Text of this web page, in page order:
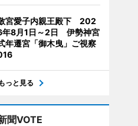
宮愛子内親王殿下 202
年8月1日～2日 伊勢神宮
年遷宮「御木曳」ご視察
もっと見る
聞VOTE